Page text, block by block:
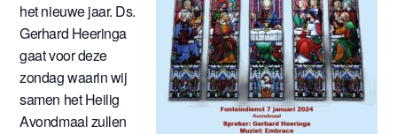
het nieuwe jaar. Ds.
Gerhard Heeringa
gaat voor deze
zondag waarin wij
samen het Heilig
Avondmaal zullen